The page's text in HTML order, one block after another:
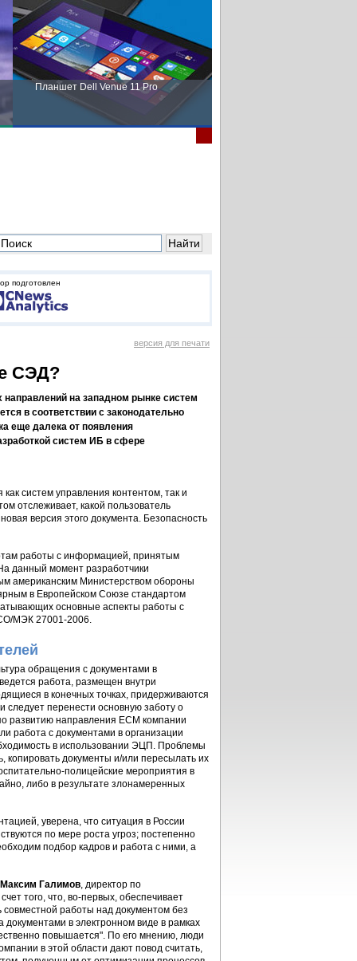
Планшет Dell Venue 11 Pro
подготовлен
версия для печати
СЭД?
на западном рынке систем
в соответствии с законодательно
еще далека от появления
систем ИБ в сфере
систем управления контентом, так и
отслеживает, какой пользователь
версия этого документа. Безопасность
работы с информацией, принятым
данный момент разработчики
американским Министерством обороны
в Европейском Союзе стандартом
основные аспекты работы с
МЭК 27001-2006.
обращения с документами в
работа, размещен внутри
в конечных точках, придерживаются
следует перенести основную заботу о
развитию направления ECM компании
работа с документами в организации
в использовании ЭЦП. Проблемы
копировать документы и/или пересылать их
полицейские мероприятия в
либо в результате злонамеренных
уверена, что ситуация в России
по мере роста угроз; постепенно
подбор кадров и работа с ними, а
Максим Галимов, директор по
того, что, во-первых, обеспечивает
работы над документом без
в электронном виде в рамках
повышается". По его мнению, люди
в этой области дают повод считать,